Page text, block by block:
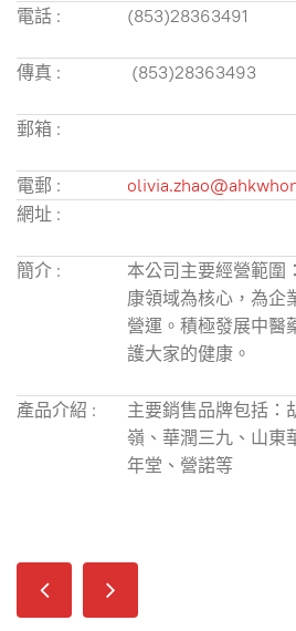
電話 : (853)28363491
傳真 : (853)28363493
郵箱 :
電郵 :
網址 :
簡介 :
本公司主要經營範圍
康領域為核心，為企
營運。積極發展中醫
護大家的健康。
產品介紹 :
主要銷售品牌包括：
嶺、華潤三九、山東
年堂、營諾等